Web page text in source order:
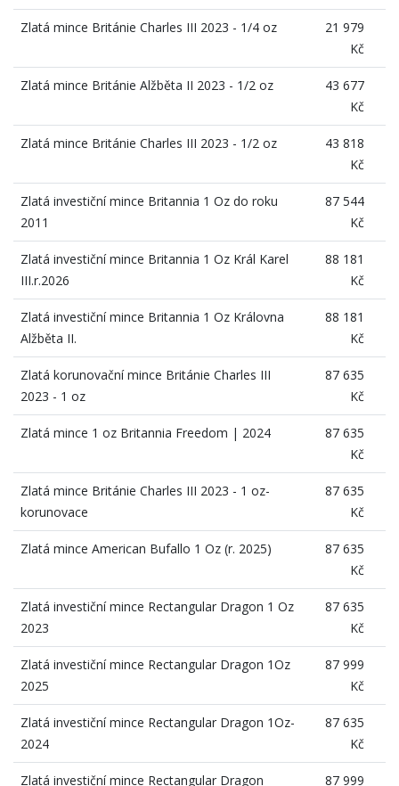
Zlatá mince Británie Charles III 2023 - 1/4 oz
21 979
Kč
Zlatá mince Británie Alžběta II 2023 - 1/2 oz
43 677
Kč
Zlatá mince Británie Charles III 2023 - 1/2 oz
43 818
Kč
Zlatá investiční mince Britannia 1 Oz do roku
2011
87 544
Kč
Zlatá investiční mince Britannia 1 Oz Král Karel
III.r.2026
88 181
Kč
Zlatá investiční mince Britannia 1 Oz Královna
Alžběta II.
88 181
Kč
Zlatá korunovační mince Británie Charles III
2023 - 1 oz
87 635
Kč
Zlatá mince 1 oz Britannia Freedom | 2024
87 635
Kč
Zlatá mince Británie Charles III 2023 - 1 oz-
korunovace
87 635
Kč
Zlatá mince American Bufallo 1 Oz (r. 2025)
87 635
Kč
Zlatá investiční mince Rectangular Dragon 1 Oz
2023
87 635
Kč
Zlatá investiční mince Rectangular Dragon 1Oz
2025
87 999
Kč
Zlatá investiční mince Rectangular Dragon 1Oz-
2024
87 635
Kč
Zlatá investiční mince Rectangular Dragon 87 999